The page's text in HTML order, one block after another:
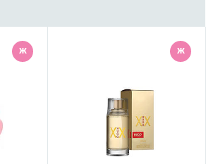
Ж Ж